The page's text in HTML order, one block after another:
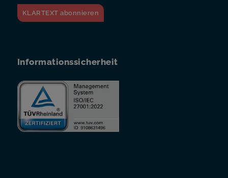
KLARTEXT abonnieren
Informationssicherheit